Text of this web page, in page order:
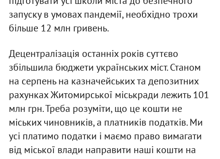
запуску в умовах пандемії, необхідно трохи
більше 12 млн гривень.
Децентралізація останніх років суттєво
збільшила бюджети українських міст. Станом
на серпень на казначейських та депозитних
рахунках Житомирської міськради лежить 101
млн грн. Треба розуміти, що це кошти не
міських чиновників, а платників податків. Ми
усі платимо податки і маємо право вимагати
від міської влади направити наші кошти на